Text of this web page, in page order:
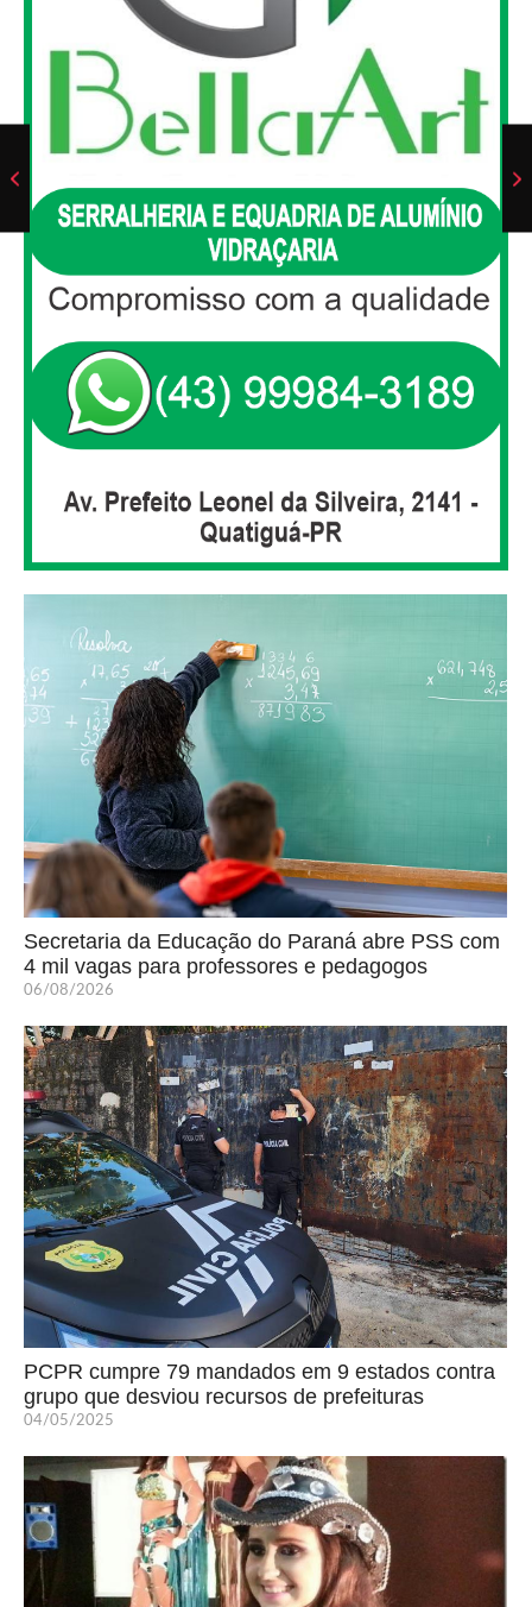
Secretaria da Educação do Paraná abre PSS com
4 mil vagas para professores e pedagogos
06/08/2026
PCPR cumpre 79 mandados em 9 estados contra
grupo que desviou recursos de prefeituras
04/05/2025